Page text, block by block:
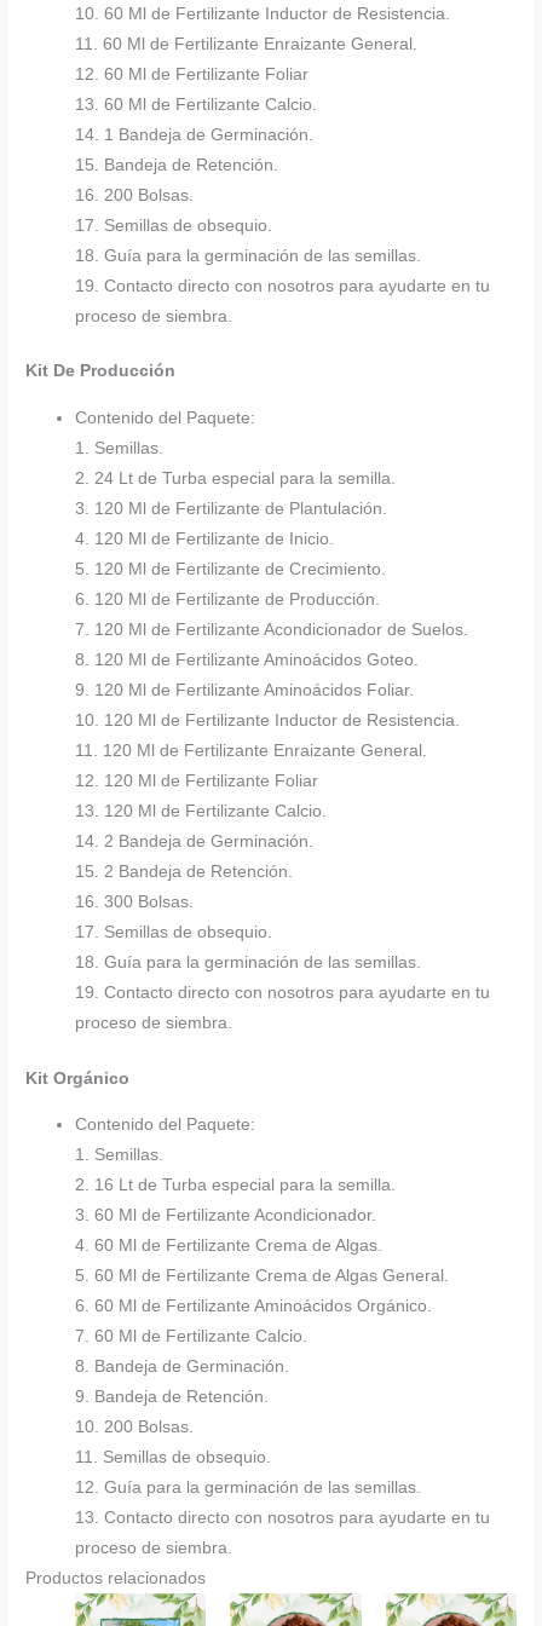
10. 60 Ml de Fertilizante Inductor de Resistencia.
11. 60 Ml de Fertilizante Enraizante General.
12. 60 Ml de Fertilizante Foliar
13. 60 Ml de Fertilizante Calcio.
14. 1 Bandeja de Germinación.
15. Bandeja de Retención.
16. 200 Bolsas.
17. Semillas de obsequio.
18. Guía para la germinación de las semillas.
19. Contacto directo con nosotros para ayudarte en tu
proceso de siembra.
Kit De Producción
Contenido del Paquete:
1. Semillas.
2. 24 Lt de Turba especial para la semilla.
3. 120 Ml de Fertilizante de Plantulación.
4. 120 Ml de Fertilizante de Inicio.
5. 120 Ml de Fertilizante de Crecimiento.
6. 120 Ml de Fertilizante de Producción.
7. 120 Ml de Fertilizante Acondicionador de Suelos.
8. 120 Ml de Fertilizante Aminoácidos Goteo.
9. 120 Ml de Fertilizante Aminoácidos Foliar.
10. 120 Ml de Fertilizante Inductor de Resistencia.
11. 120 Ml de Fertilizante Enraizante General.
12. 120 Ml de Fertilizante Foliar
13. 120 Ml de Fertilizante Calcio.
14. 2 Bandeja de Germinación.
15. 2 Bandeja de Retención.
16. 300 Bolsas.
17. Semillas de obsequio.
18. Guía para la germinación de las semillas.
19. Contacto directo con nosotros para ayudarte en tu
proceso de siembra.
Kit Orgánico
Contenido del Paquete:
1. Semillas.
2. 16 Lt de Turba especial para la semilla.
3. 60 Ml de Fertilizante Acondicionador.
4. 60 Ml de Fertilizante Crema de Algas.
5. 60 Ml de Fertilizante Crema de Algas General.
6. 60 Ml de Fertilizante Aminoácidos Orgánico.
7. 60 Ml de Fertilizante Calcio.
8. Bandeja de Germinación.
9. Bandeja de Retención.
10. 200 Bolsas.
11. Semillas de obsequio.
12. Guía para la germinación de las semillas.
13. Contacto directo con nosotros para ayudarte en tu
proceso de siembra.
Productos relacionados